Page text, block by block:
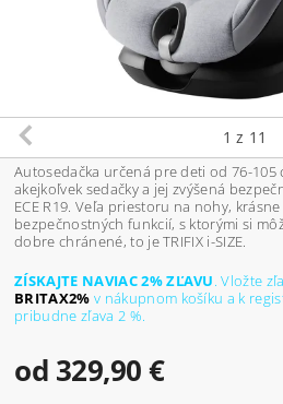
1 z 11
Autosedačka určená pre deti od 76-
akejkoľvek sedačky a jej zvýšená
ECE R19. Veľa priestoru na nohy,
bezpečnostných funkcií, s ktorými si
dobre chránené, to je TRIFIX i-SIZE.
ZÍSKAJTE NAVIAC 2% ZĽAVU . Vložte
BRITAX2% v nákupnom košíku a k
pribudne zľava 2 %.
od 329,90 €